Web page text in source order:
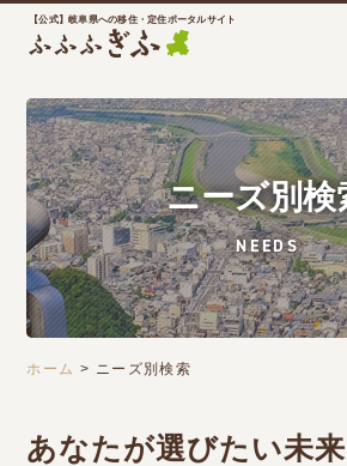
【公式】岐阜県への移住・定住ポータルサイト
ニーズ別検
NEEDS
ホーム > ニーズ別検索
あなたが選びたい未来